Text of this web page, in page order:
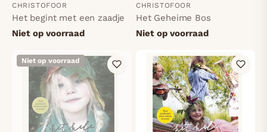
CHRISTOFOOR
Het begint met een zaadje
Niet op voorraad
CHRISTOFOOR
Het Geheime Bos
Niet op voorraad
Niet op voorraad